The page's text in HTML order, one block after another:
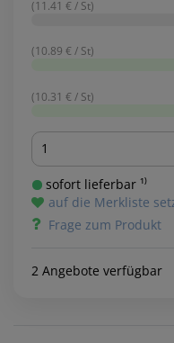
(11.41 € / St)
(10.89 € / St)
(10.31 € / St)
Menge
sofort lieferbar ¹⁾
auf die Merkliste
Frage zum Produkt
2 Angebote verfügbar